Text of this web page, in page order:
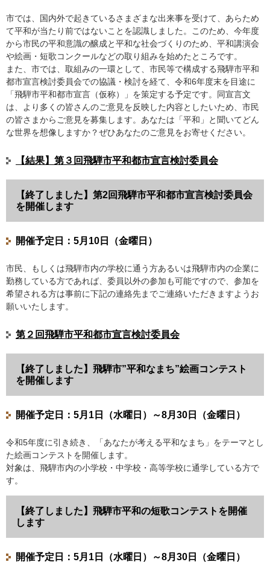
市では、国内外で起きているさまざまな出来事を受けて、あらため
て平和が当たり前ではないことを認識しました。このため、今年度
から市民の平和意識の醸成と平和な社会づくりのため、平和講演会
や絵画・短歌コンクールなどの取り組みを始めたところです。
また、市では、取組みの一環として、市民等で構成する飛騨市平和
都市宣言検討委員会での協議・検討を経て、令和6年度末を目途に
「飛騨市平和都市宣言（仮称）」を策定する予定です。同宣言文
は、より多くの皆さんのご意見を反映した内容としたいため、市民
の皆さまからご意見を募集します。あなたは「平和」と聞いてどん
な世界を想像しますか？ぜひあなたのご意見をお寄せください。
【結果】第３回飛騨市平和都市宣言検討委員会
【終了しました】第2回飛騨市平和都市宣言検討委員会
を開催します
開催予定日：5月10日（金曜日）
市民、もしくは飛騨市内の学校に通う方あるいは飛騨市内の企業に
勤務している方であれば、委員以外の参加も可能ですので、参加を
希望される方は事前に下記の連絡先までご連絡いただきますようお
願いいたします。
第２回飛騨市平和都市宣言検討委員会
【終了しました】飛騨市”平和なまち”絵画コンテスト
を開催します
開催予定日：5月1日（水曜日）～8月30日（金曜日）
令和5年度に引き続き、「あなたが考える平和なまち」をテーマとし
た絵画コンテストを開催します。
対象は、飛騨市内の小学校・中学校・高等学校に通学している方で
す。
【終了しました】飛騨市平和の短歌コンテストを開催
します
開催予定日：5月1日（水曜日）～8月30日（金曜日）